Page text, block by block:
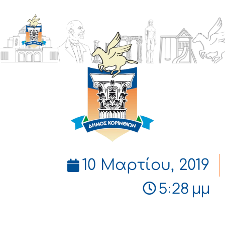
ΔΗΜΟΣ
ΚΟΡΙΝΘΙΩΝ
10 Μαρτίου, 2019
5:28 μμ